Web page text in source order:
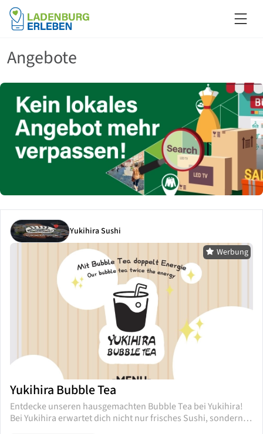
Angebote
Yukihira Sushi
Werbung
Yukihira Bubble Tea
Entdecke unseren hausgemachten Bubble Tea bei Yukihira!
Bei Yukihira erwartet dich nicht nur frisches Sushi, sondern